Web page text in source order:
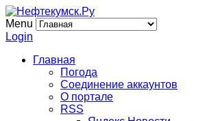
Menu
Login
Главная
Погода
Соединение аккаунтов
О портале
RSS